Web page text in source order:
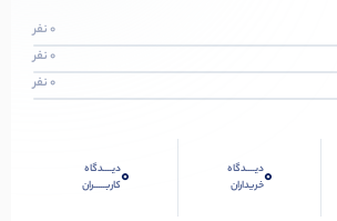
0 نفر
0 نفر
0 نفر
0دیــــدگاه
خریداران
0دیــــدگاه
کاربـــــران